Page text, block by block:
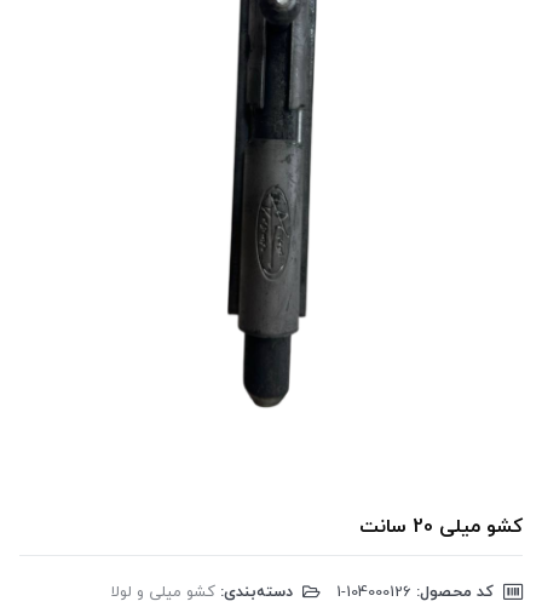
کشو میلی 20 سانت
کد محصول: دسته‌بندی: کشو میلی و لولا